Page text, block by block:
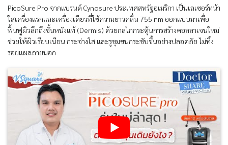
PicoSure Pro จากแบรนด์ Cynosure ประเทศสหรัฐอเมริกา เป็นเลเซอร์หน้า
ใสเครื่องแรกและเครื่องเดียวที่ใช้ความยาวคลื่น 755 nm ออกแบบมาเพื่อ
ฟื้นฟูผิวลึกถึงชั้นหนังแท้ (Dermis) ด้วยกลไกกระตุ้นการสร้างคอลลาเจนใหม่
ช่วยให้ผิวเรียบเนียน กระจ่างใส และรูขุมขนกระชับขึ้นอย่างปลอดภัย ไม่ทิ้ง
รอยแผลภายนอก